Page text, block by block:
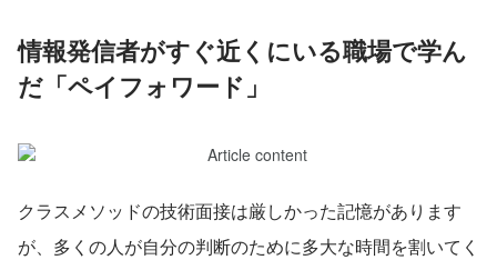
情報発信者がすぐ近くにいる職場で学ん
だ「ペイフォワード」
クラスメソッドの技術面接は厳しかった記憶があります
が、多くの人が自分の判断のために多大な時間を割いてく